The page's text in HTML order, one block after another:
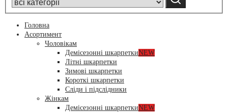
Головна
Асортимент
Чоловікам
Демісезонні шкарпеткиNEW
Літні шкарпетки
Зимові шкарпетки
Короткі шкарпетки
Сліди і підслідники
Жінкам
Демісезонні шкарпеткиNEW